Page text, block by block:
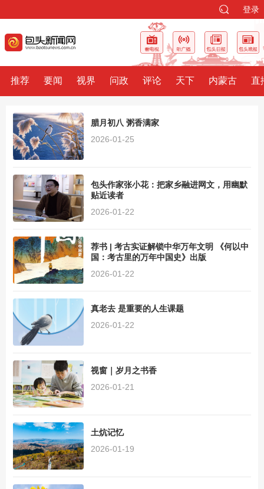
登录
推荐 要闻 视界 问政 评论 天下 内蒙古 直
腊月初八 粥香满家
2026-01-25
包头作家张小花：把家乡融进网文，用幽默
贴近读者
2026-01-22
荐书 | 考古实证解锁中华万年文明 《何以中
国：考古里的万年中国史》出版
2026-01-22
真老去 是重要的人生课题
2026-01-22
视窗｜岁月之书香
2026-01-21
土炕记忆
2026-01-19